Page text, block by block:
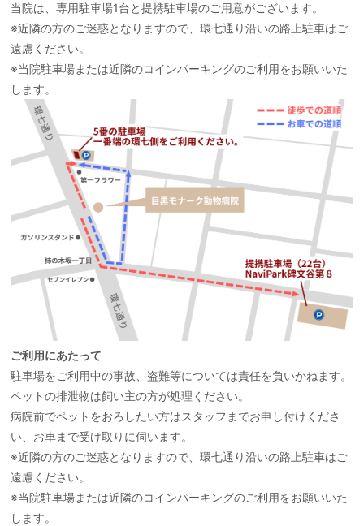
当院は、専用駐車場1台と提携駐車場のご用意がございます。
※近隣の方のご迷惑となりますので、環七通り沿いの路上駐車はご
遠慮ください。
※当院駐車場または近隣のコインパーキングのご利用をお願いいた
します。
ご利用にあたって
駐車場をご利用中の事故、盗難等については責任を負いかねます。
ペットの排泄物は飼い主の方が処理ください。
病院前でペットをおろしたい方はスタッフまでお申し付けくださ
い、お車まで受け取りに伺います。
※近隣の方のご迷惑となりますので、環七通り沿いの路上駐車はご
遠慮ください。
※当院駐車場または近隣のコインパーキングのご利用をお願いいた
します。